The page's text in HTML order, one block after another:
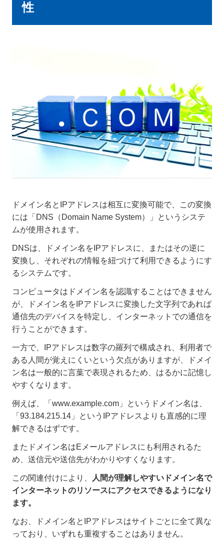
性
ドメイン名とIPアドレスは相互に変換可能で、この変換
には「DNS（Domain Name System）」というシステ
ムが使用されます。
DNSは、ドメイン名をIPアドレスに、またはその逆に
変換し、それぞれの情報を紐づけて利用できるようにす
るシステムです。
コンピュータはドメイン名を認識することはできません
が、ドメイン名をIPアドレスに変換した文字列であれば
通信先のデバイスを特定し、インターネットでの通信を
行うことができます。
一方で、IPアドレスは数字の羅列で構成され、利用者で
ある人間が覚えにくいという欠点がありますが、ドメイ
ン名は一般的に言葉で表現されるため、はるかに記憶し
やすくなります。
例えば、「www.example.com」というドメイン名は、
「93.184.215.14」というIPアドレスよりも直感的に理
解できるはずです。
またドメイン名はEメールアドレスにも利用されるた
め、送信元や送信先がわかりやすくなります。
この関連付けにより、
人間が理解しやすいドメイン名で
インターネットのリソースにアクセスできるようになり
ます。
なお、ドメイン名とIPアドレスはサイトごとに全て異な
っており、いずれも重複することはありません。